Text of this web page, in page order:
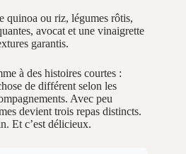
quinoa ou riz, légumes rôtis,
avocat et une vinaigrette
garantis.
à des histoires courtes :
de différent selon les
Avec peu
devient trois repas distincts.
Et c’est délicieux.